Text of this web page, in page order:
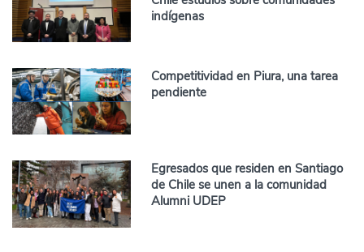
indígenas
Competitividad en Piura, una tarea
pendiente
Egresados que residen en Santiago
de Chile se unen a la comunidad
Alumni UDEP